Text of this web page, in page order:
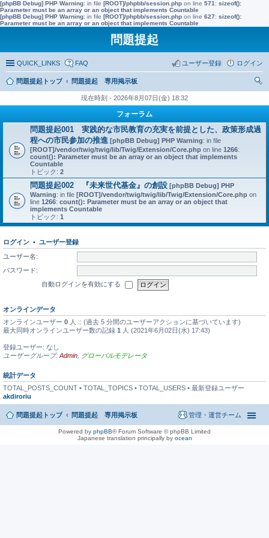
[phpBB Debug] PHP Warning: in file [ROOT]/phpbb/session.php on line 571 : sizeof():
Parameter must be an array or an object that implements Countable
[phpBB Debug] PHP Warning: in file [ROOT]/phpbb/session.php on line 627: sizeof():
Parameter must be an array or an object that implements Countable
問題提起
QUICK_LINKS FAQ ログイン
ユーザー登録
問題提起トップ
問題提起 専用掲示板
現在時刻 - 2026年8月07日(金) 18:32
フォーラム
問題提起001 実践的な市民教育の充実を前提とした、政策形成過
程への市民参加の推進 [phpBB Debug] PHP Warning: in file
[ROOT]/vendor/twig/twig/lib/Twig/Extension/Core.php on line 1266:
count(): Parameter must be an array or an object that implements
Countable
トピック: 2
問題提起002 『未来世代基金』の創設 [phpBB Debug] PHP
Warning: in file [ROOT]/vendor/twig/twig/lib/Twig/Extension/Core.php on
line 1266: count(): Parameter must be an array or an object that
implements Countable
トピック: 1
ログイン • ユーザー登録
ユーザー名:
パスワード:
自動ログインを有効にする
オンラインデータ
オンラインユーザー 0 人 :: (過去 5 分間のユーザーアクションに基づいています)
最大同時オンラインユーザー数の記録 1 人 (2021年6月02日(水) 17:43)
登録ユーザー: なし
ユーザーグループ: Admin グローバルモデレータ
統計データ
TOTAL_POSTS_COUNT • TOTAL_TOPICS • TOTAL_USERS • 最新登録ユーザー
akdiroriu
問題提起トップ 問題提起 専用掲示板 管理・運営チーム
Powered by phpBB® Forum Software © phpBB Limited
Japanese translation principally by ocean